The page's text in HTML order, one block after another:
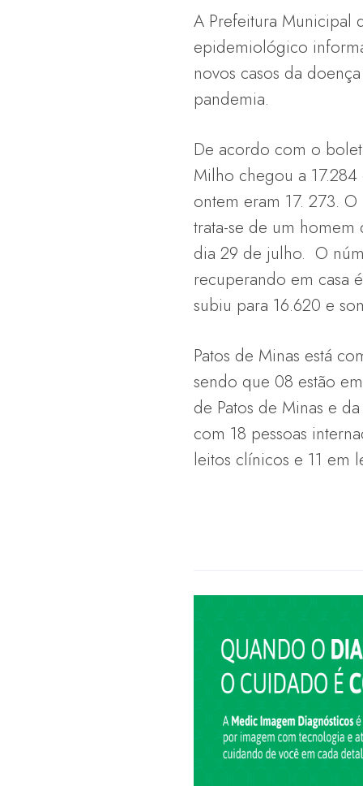
A Prefeitura Municipal
epidemiológico
novos casos da
pandemia.
De acordo com o
Milho chegou a 17.284
ontem eram 17. 273.
trata-se de um
dia 29 de julho. O
recuperando em casa
subiu para 16.620 e
Patos de Minas está
sendo que 08 estão
de Patos de Minas e
com 18 pessoas
leitos clínicos e 11 em